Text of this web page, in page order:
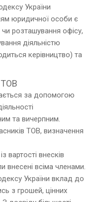
України
юридичної особи є
розташування офісу,
діяльністю
керівництво) та
ТОВ
за допомогою
та вичерпним.
ТОВ, визначення
вартості внесків
внесені всіма членами.
України вклад до
з грошей, цінних